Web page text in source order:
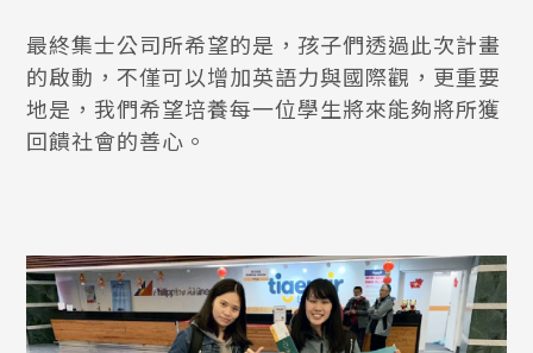
最終集士公司所希望的是，孩子們透過此次計畫
的啟動，不僅可以增加英語力與國際觀，更重要
地是，我們希望培養每一位學生將來能夠將所獲
回饋社會的善心。